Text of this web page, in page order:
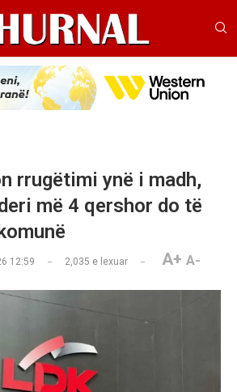
rrugëtimi ynë i madh,
më 4 qershor do të
12:59 2,035 e lexuar A+ A-